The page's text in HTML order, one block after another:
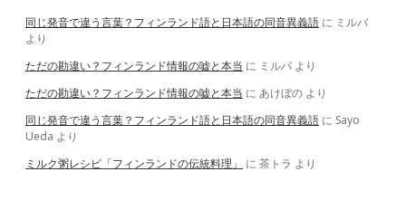
同じ発音で違う言葉？フィンランド語と日本語の同音異義語 に ミルバ
より
ただの勘違い？フィンランド情報の嘘と本当 に ミルバ より
ただの勘違い？フィンランド情報の嘘と本当 に あけぼの より
同じ発音で違う言葉？フィンランド語と日本語の同音異義語 に Sayo
Ueda より
ミルク粥レシピ「フィンランドの伝統料理」
に 茶トラ より